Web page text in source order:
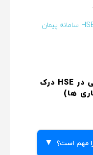
ماژول HSE سامانه پیمان
سوالات متداول (آنومالی در HSE درک
ها)